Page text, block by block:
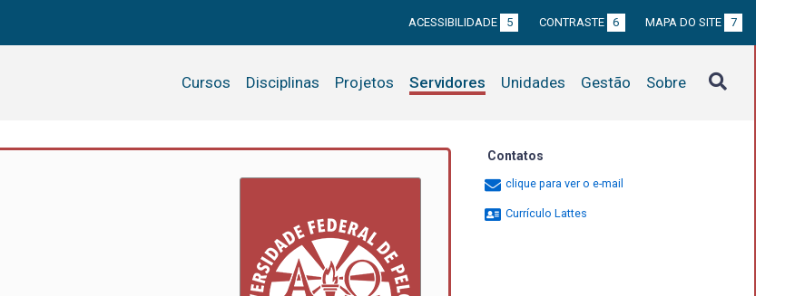
ACESSIBILIDADE 5 CONTRASTE 6 MAPA DO SITE 7
Cursos Disciplinas Projetos Servidores Unidades Gestão Sobre
Contatos
clique para ver o e-mail
Currículo Lattes